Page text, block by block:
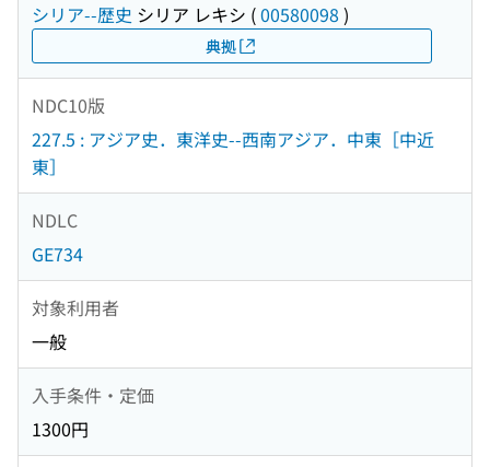
シリア--歴史 シリア レキシ (00580098 )
典拠
NDC10版
227.5 : アジア史．東洋史--西南アジア．中東［中近
東］
NDLC
GE734
対象利用者
一般
入手条件・定価
1300円